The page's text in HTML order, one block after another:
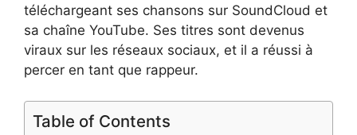
téléchargeant ses chansons sur SoundCloud et
sa chaîne YouTube. Ses titres sont devenus
viraux sur les réseaux sociaux, et il a réussi à
percer en tant que rappeur.
Table of Contents